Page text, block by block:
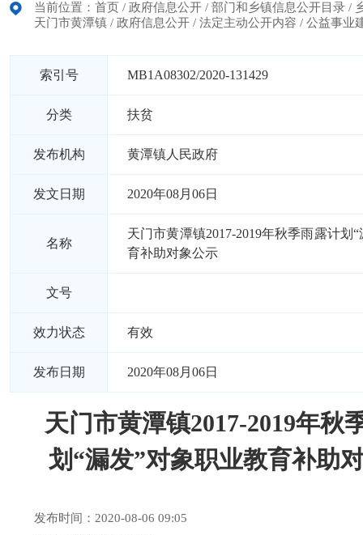
当前位置： 首页 / 政府信息公开 / 部门和乡镇信息公开目录 /
天门市黄潭镇 / 政府信息公开 / 法定主动公开内容 / 公益事业
索引号 MB1A08302/2020-131429
分类 扶贫
发布机构 黄潭镇人民政府
发文日期 2020年08月06日
名称
天门市黄潭镇2017-2019年秋季雨露计划
育补助对象公示
文号
效力状态 有效
发布日期 2020年08月06日
天门市黄潭镇2017-2019年秋
划“漏发”对象职业教育补助
发布时间：2020-08-06 09:05